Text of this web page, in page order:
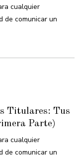
cualquier
de comunicar un
Titulares: Tus
Parte)
cualquier
de comunicar un